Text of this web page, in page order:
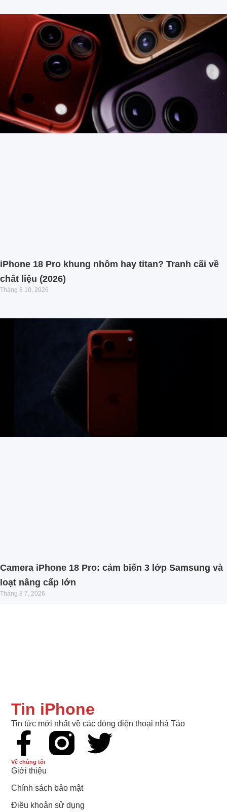
iPhone 18 Pro khung nhôm hay titan? Tranh cãi về
chất liệu (2026)
Tháng 8 10, 2026
Camera iPhone 18 Pro: cảm biến 3 lớp Samsung và
loạt nâng cấp lớn
Tháng 8 7, 2026
Tin iPhone
Tin tức mới nhất về các dòng điện thoại nhà Táo
Về chúng tôi
Giới thiệu
Chính sách bảo mật
Điều khoản sử dụng